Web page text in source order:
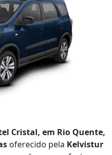
Cristal, em Rio Quente,
oferecido pela Kelvistur